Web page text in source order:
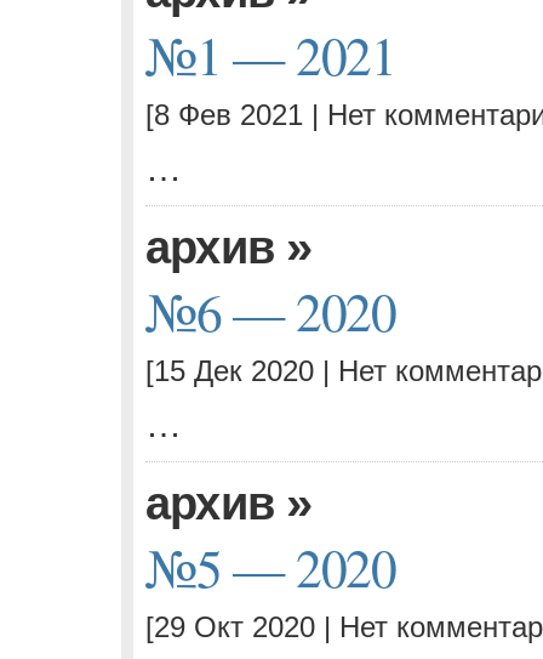
№1 — 2021
[8 Фев 2021 | Нет
…
архив »
№6 — 2020
[15 Дек 2020 | Нет
…
архив »
№5 — 2020
[29 Окт 2020 | Нет